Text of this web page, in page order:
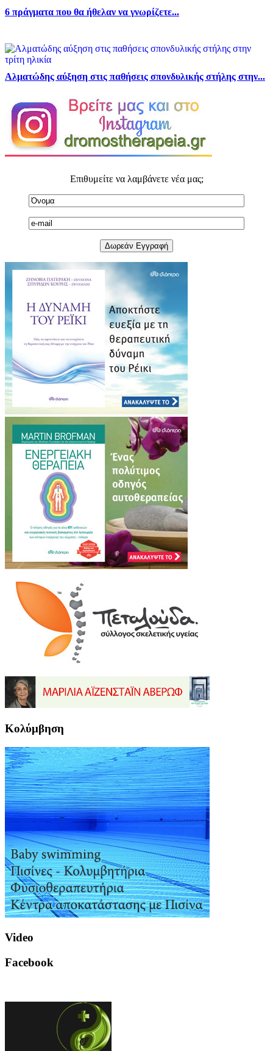
6 πράγματα που θα ήθελαν να γνωρίζετε...
Αλματώδης αύξηση στις παθήσεις σπονδυλικής στήλης στην...
Επιθυμείτε να λαμβάνετε νέα μας;
Κολύμβηση
Video
Facebook